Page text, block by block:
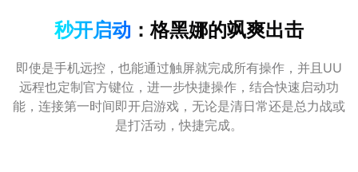
秒开启动 ：格黑娜的飒爽出击
即使是手机远控，也能通过触屏就完成所有操作，并且UU
远程也定制官方键位，进一步快捷操作，结合快速启动功
能，连接第一时间即开启游戏，无论是清日常还是总力战或
是打活动，快捷完成。